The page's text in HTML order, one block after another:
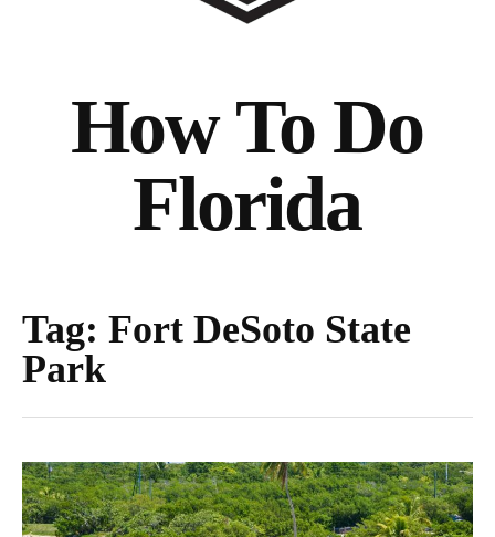
How To Do
Florida
Tag: Fort DeSoto State
Park